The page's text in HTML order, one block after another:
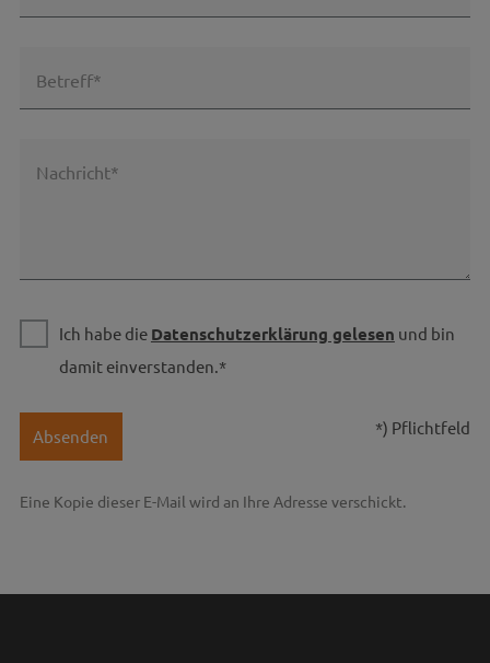
Betreff*
Nachricht*
Ich habe die Datenschutzerklärung gelesen und bin
damit einverstanden.*
Absenden *) Pflichtfeld
Eine Kopie dieser E-Mail wird an Ihre Adresse verschickt.